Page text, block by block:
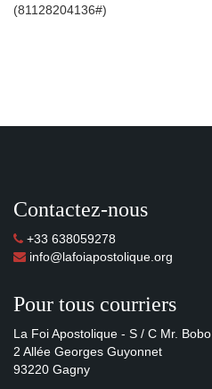
(81128204136#)
Contactez-nous
+33 638059278
info@lafoiapostolique.org
Pour tous courriers
La Foi Apostolique - S / C Mr. Bobo
2 Allée Georges Guyonnet
93220 Gagny